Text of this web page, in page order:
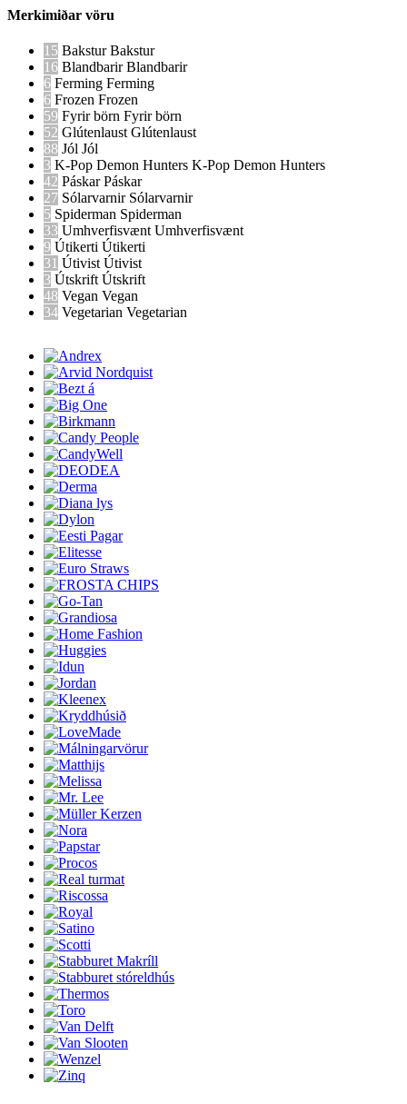
Merkimiðar vöru
15 BaksturBakstur
16 BlandbarirBlandbarir
6 Ferming Ferming
6 Frozen Frozen
59 Fyrir börn Fyrir börn
52 Glútenlaust Glútenlaust
88 Jól Jól
3 K-Pop Demon Hunters K-Pop Demon Hunters
42 PáskarPáskar
27 Sólarvarnir Sólarvarnir
5 Spiderman Spiderman
33 Umhverfisvænt Umhverfisvænt
9 Útikerti Útikerti
31 Útivist Útivist
3 Útskrift Útskrift
48 Vegan Vegan
34 Vegetarian Vegetarian